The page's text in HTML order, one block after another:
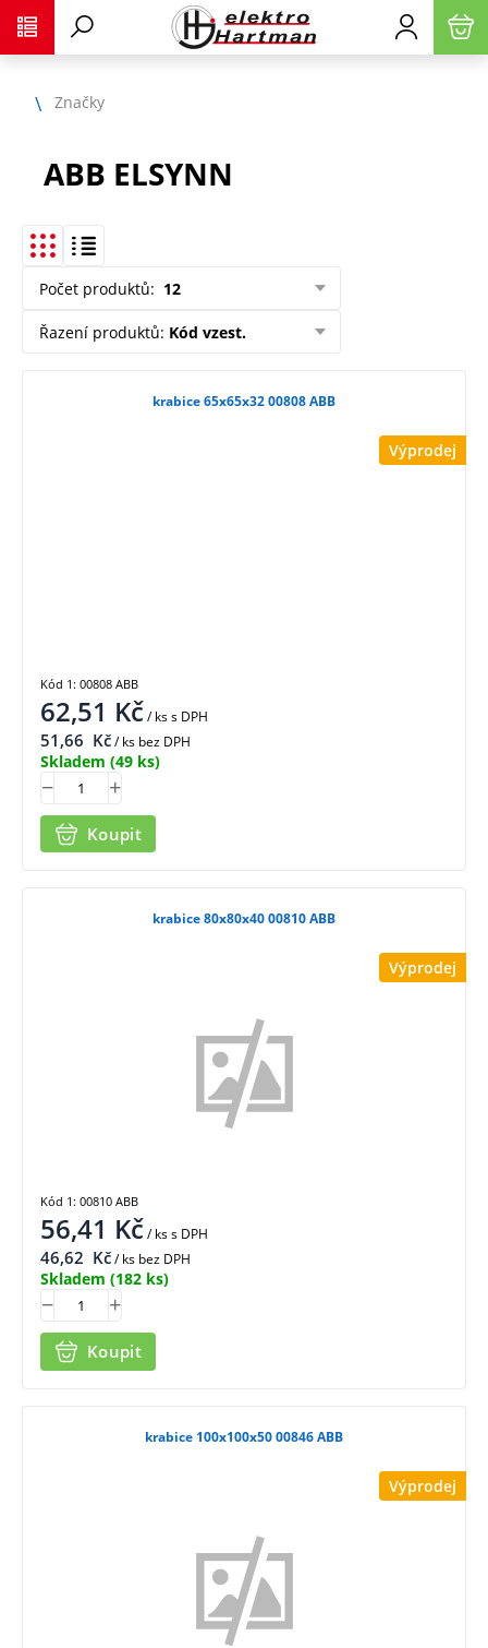
Značky
ABB ELSYNN
Počet produktů: 12
Řazení produktů: Kód vzest.
Výprodej
krabice 65x65x32 00808 ABB
62,51 Kč/ kss DPH
51,66 Kč/ ks bez DPH
Skladem (49 ks)
Koupit
Kód 1: 00808 ABB
Výprodej
krabice 80x80x40 00810 ABB
56,41 Kč/ kss DPH
46,62 Kč/ ks bez DPH
Skladem (182 ks)
Koupit
Kód 1: 00810 ABB
Výprodej
krabice 100x100x50 00846 ABB